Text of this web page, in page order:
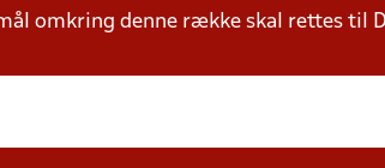
omkring denne række skal rettes til